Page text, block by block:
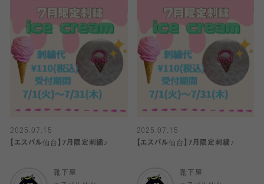
2025.07.15
【エスパル仙台】7月限定刺繍♪
靴下屋
2025.07.15
【エスパル仙台】7月限定刺繍♪
靴下屋